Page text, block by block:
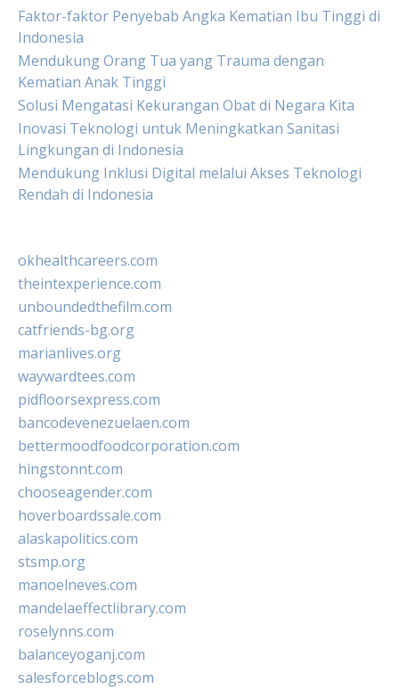
Faktor-faktor Penyebab Angka Kematian Ibu Tinggi di
Indonesia
Mendukung Orang Tua yang Trauma dengan
Kematian Anak Tinggi
Solusi Mengatasi Kekurangan Obat di Negara Kita
Inovasi Teknologi untuk Meningkatkan Sanitasi
Lingkungan di Indonesia
Mendukung Inklusi Digital melalui Akses Teknologi
Rendah di Indonesia
okhealthcareers.com
theintexperience.com
unboundedthefilm.com
catfriends-bg.org
marianlives.org
waywardtees.com
pidfloorsexpress.com
bancodevenezuelaen.com
bettermoodfoodcorporation.com
hingstonnt.com
chooseagender.com
hoverboardssale.com
alaskapolitics.com
stsmp.org
manoelneves.com
mandelaeffectlibrary.com
roselynns.com
balanceyoganj.com
salesforceblogs.com